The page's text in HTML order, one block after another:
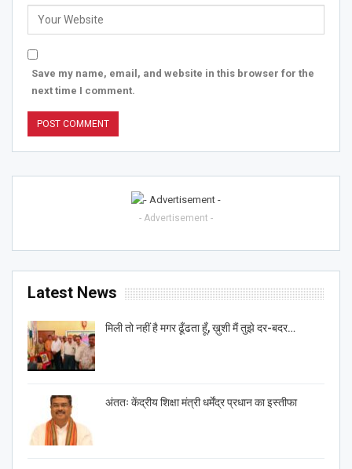
Save my name, email, and website in this browser for the
next time I comment.
- Advertisement -
Latest News
मिली तो नहीं है मगर ढूँढता हूँ, ख़ुशी मैं तुझे दर-बदर…
अंततः केंद्रीय शिक्षा मंत्री धर्मेंद्र प्रधान का इस्तीफा